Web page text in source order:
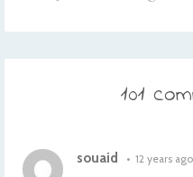
101
souaid • 12 years ago